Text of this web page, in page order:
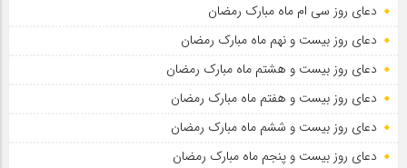
دعای روز سی ام ماه مبارک رمضان
دعای روز بیست و نهم ماه مبارک رمضان
دعای روز بیست و هشتم ماه مبارک رمضان
دعای روز بیست و هفتم ماه مبارک رمضان
دعای روز بیست و ششم ماه مبارک رمضان
دعای روز بیست و پنجم ماه مبارک رمضان